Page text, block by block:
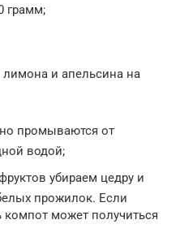
грамм;
и апельсина на
промываются от
водой;
убираем цедру и
прожилок. Если
компот может получиться